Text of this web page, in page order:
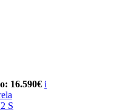
16.590€ i
S